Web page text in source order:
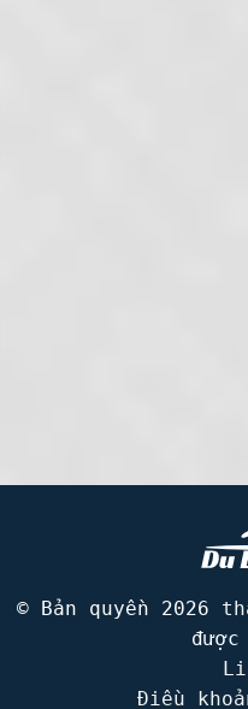
© Bản quyền 2026
Điều